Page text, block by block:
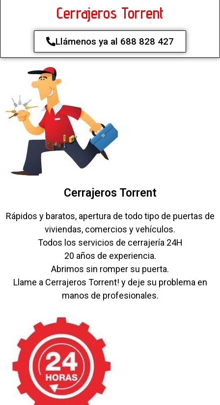
Cerrajeros Torrent
Llámenos ya al 688 828 427
Cerrajeros Torrent
Rápidos y baratos, apertura de todo tipo de puertas de
viviendas, comercios y vehículos.
Todos los servicios de cerrajería 24H
20 años de experiencia.
Abrimos sin romper su puerta.
Llame a Cerrajeros Torrent! y deje su problema en
manos de profesionales.